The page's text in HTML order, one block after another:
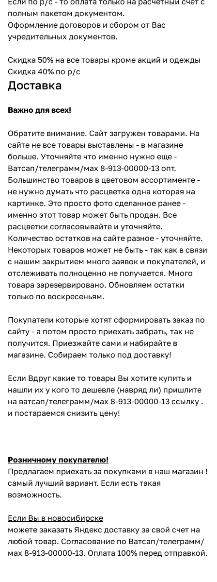
полным пакетом документом.
Оформление договоров и сбором от Вас
учредительных документов.
Скидка 50% на все товары кроме акций и одежды
Скидка 40% по р/с
Доставка
Важно для всех!
Обратите внимание. Сайт загружен товарами. На
сайте не все товары выставлены - в магазине
больше. Уточняйте что именно нужно еще -
Ватсап/телеграмм/мах 8-913-00000-13 опт.
Большинство товаров в цветовом ассортименте -
не нужно думать что расцветка одна которая на
картинке. Это просто фото сделанное ранее -
именно этот товар может быть продан. Все
расцветки согласовывайте и уточняйте.
Количество остатков на сайте разное - уточняйте.
Некоторых товаров может не быть - так как в связи
с нашим закрытием много заявок и покупателей, и
отслеживать полноценно не получается. Много
товара зарезервировано. Обновляем остатки
только по воскресеньям.
Покупатели которые хотят сформировать заказ по
сайту - а потом просто приехать забрать, так не
получится. Приезжайте сами и набирайте в
магазине. Собираем только под доставку!
Если Вдруг какие то товары Вы хотите купить и
нашли их у кого то дешевле (навряд ли) пришлите
на ватсап/телеграмм/мах 8-913-00000-13 ссылку .
и постараемся снизить цену!
Розничному покупателю!
Предлагаем приехать за покупками в наш магазин !
самый лучший вариант. Если есть такая
возможность.
Если Вы в новосибирске
можете заказать Яндекс доставку за свой счет на
любой товар. Согласование по Ватсап/телеграмм/
мах 8-913-00000-13. Оплата 100% перед отправкой.